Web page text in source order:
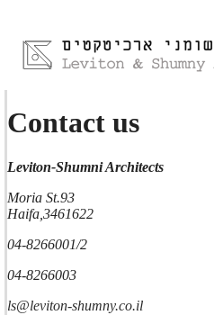
Contact us
Leviton-Shumni Architects
Moria St.93
Haifa,3461622
04-8266001/2
04-8266003
ls@leviton-shumny.co.il